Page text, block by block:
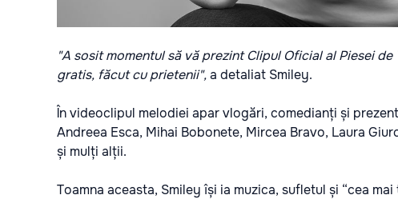
"A sosit momentul să vă prezint Clipul Oficial al Piesei
gratis, făcut cu prietenii",a detaliat Smiley.
În videoclipul melodiei apar vlogări, comedianți și
Andreea Esca, Mihai Bobonete, Mircea Bravo, Laura
și mulți alții.
Toamna aceasta, Smiley își ia muzica, sufletul și “cea